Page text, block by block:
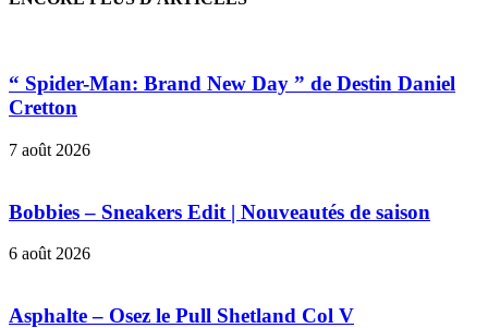
“ Spider-Man: Brand New Day ” de Destin Daniel
Cretton
7 août 2026
Bobbies – Sneakers Edit | Nouveautés de saison
6 août 2026
Asphalte – Osez le Pull Shetland Col V